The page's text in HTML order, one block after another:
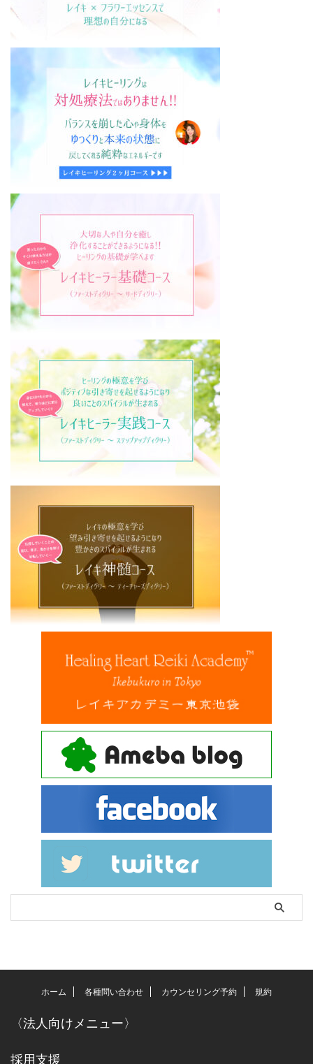
ホーム 各種問い合わせ カウンセリング予約 規約
〈法人向けメニュー〉
採用支援